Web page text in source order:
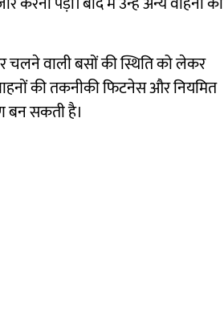
चलने वाली बसों की स्थिति को लेकर
वाहनों की तकनीकी फिटनेस और नियमित
बन सकती है।